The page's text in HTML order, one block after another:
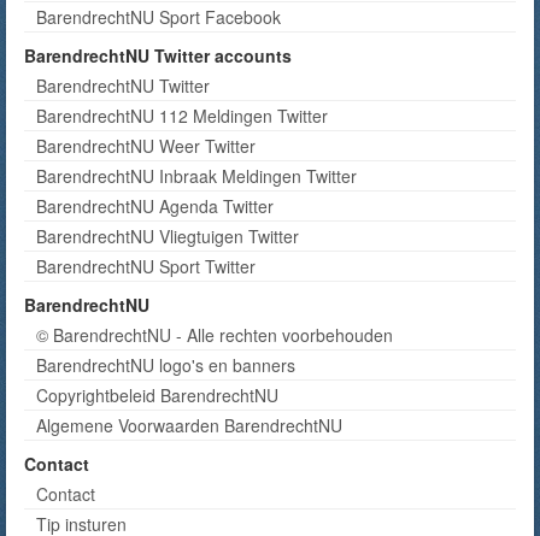
BarendrechtNU Sport Facebook
BarendrechtNU Twitter accounts
BarendrechtNU Twitter
BarendrechtNU 112 Meldingen Twitter
BarendrechtNU Weer Twitter
BarendrechtNU Inbraak Meldingen Twitter
BarendrechtNU Agenda Twitter
BarendrechtNU Vliegtuigen Twitter
BarendrechtNU Sport Twitter
BarendrechtNU
© BarendrechtNU - Alle rechten voorbehouden
BarendrechtNU logo's en banners
Copyrightbeleid BarendrechtNU
Algemene Voorwaarden BarendrechtNU
Contact
Contact
Tip insturen